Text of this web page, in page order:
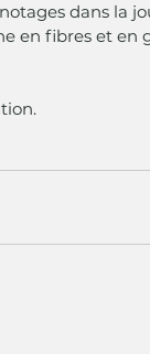
dans la
en fibres et